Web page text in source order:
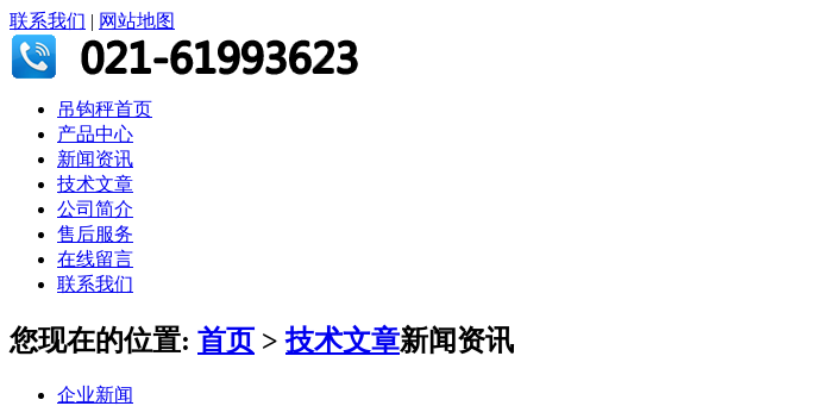
联系我们 | 网站地图
吊钩秤首页
产品中心
新闻资讯
技术文章
公司简介
售后服务
在线留言
联系我们
您现在的位置: 首页 >技术文章新闻资讯
企业新闻